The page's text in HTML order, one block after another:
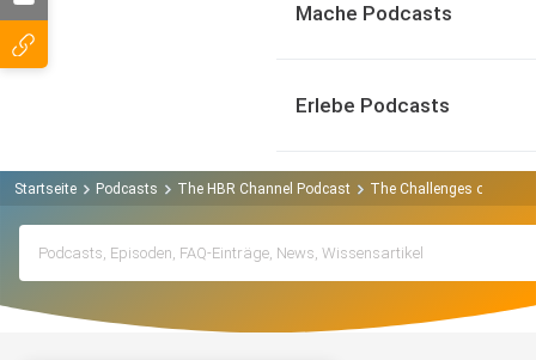
Mache Podcasts
Erlebe Podcasts
Startseite Podcasts The HBR Channel Podcast The Challenges of